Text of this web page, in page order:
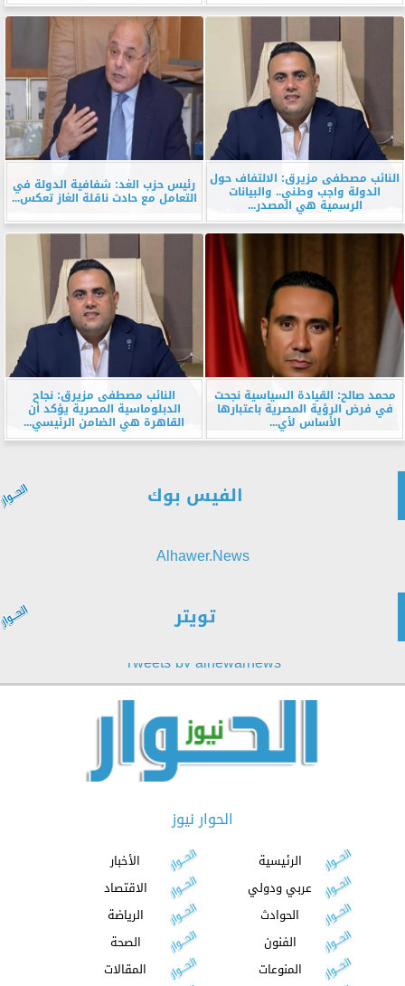
النائب مصطفى مزيرق: الالتفاف حول
الدولة واجب وطني.. والبيانات
الرسمية هي المصدر...
رئيس حزب الغد: شفافية الدولة في
التعامل مع حادث ناقلة الغاز تعكس...
محمد صالح: القيادة السياسية نجحت
في فرض الرؤية المصرية باعتبارها
الأساس لأي...
النائب مصطفى مزيرق: نجاح
الدبلوماسية المصرية يؤكد أن
القاهرة هي الضامن الرئيسي...
الفيس بوك
Alhawer.News
تويتر
Tweets by alhewarnews
الحوار نيوز
الرئيسية
الأخبار
عربي ودولي
الاقتصاد
الحوادث
الرياضة
الفنون
الصحة
المنوعات
المقالات